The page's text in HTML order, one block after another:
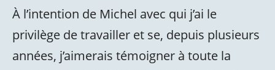
À l’intention de Michel avec qui j’ai le
privilège de travailler et se, depuis plusieurs
années, j’aimerais témoigner à toute la